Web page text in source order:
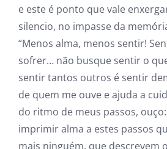
e este é ponto que vale
silencio, no impasse da
“Menos alma, menos sentir!
sofrer… não busque sentir o
sentir tantos outros é sentir
de quem me ouve e ajuda a
do ritmo de meus passos,
imprimir alma a estes passos
mais ninguém, que descrevem